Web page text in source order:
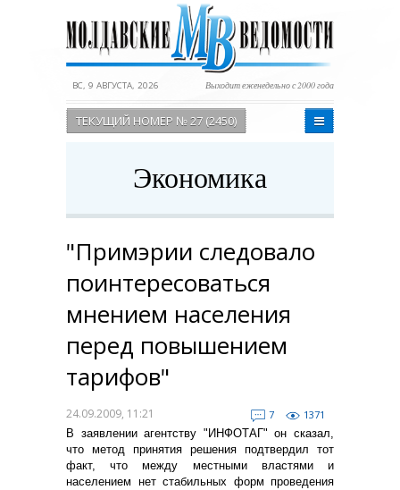
ВС, 9 АВГУСТА, 2026 Выходит еженедельно с 2000 года
ТЕКУЩИЙ НОМЕР № 27 (2450)
Экономика
"Примэрии следовало
поинтересоваться
мнением населения
перед повышением
тарифов"
24.09.2009, 11:21 7
1371
В заявлении агентству "ИНФОТАГ" он сказал,
что метод принятия решения подтвердил тот
факт, что между местными властями и
населением нет стабильных форм проведения